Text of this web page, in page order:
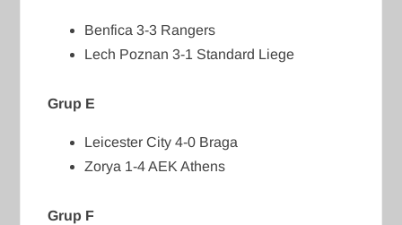
Benfica 3-3 Rangers
Lech Poznan 3-1 Standard Liege
Grup E
Leicester City 4-0 Braga
Zorya 1-4 AEK Athens
Grup F